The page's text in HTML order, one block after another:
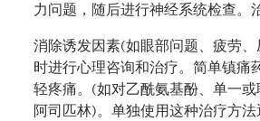
力问题，随后进行神经系统检查。
消除诱发因素(如眼部问题、疲劳、
时进行心理咨询和治疗。简单镇痛
轻疼痛。 (如对乙酰氨基酚、单一或
阿司匹林)。单独使用这种治疗方法